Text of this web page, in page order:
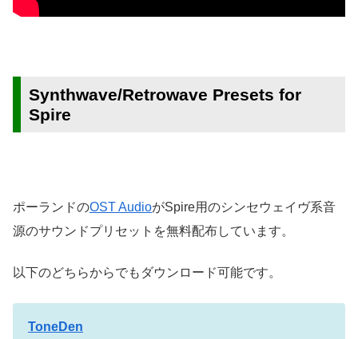
Synthwave/Retrowave Presets for
Spire
ポーランドのOST AudioがSpire用のシンセウェイヴ系音
源のサウンドプリセットを無料配布しています。
以下のどちらからでもダウンロード可能です。
ToneDen